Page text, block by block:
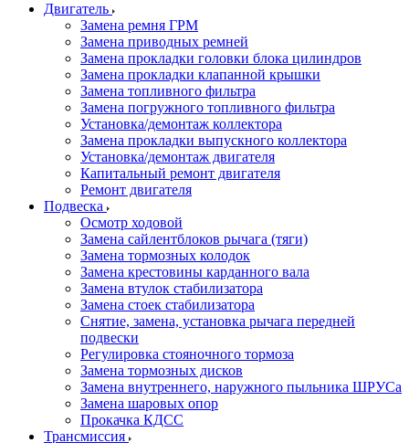
Двигатель
Замена ремня ГРМ
Замена приводных ремней
Замена прокладки головки блока цилиндров
Замена прокладки клапанной крышки
Замена топливного фильтра
Замена погружного топливного фильтра
Установка/демонтаж коллектора
Замена прокладки выпускного коллектора
Установка/демонтаж двигателя
Капитальный ремонт двигателя
Ремонт двигателя
Подвеска
Осмотр ходовой
Замена сайлентблоков рычага (тяги)
Замена тормозных колодок
Замена крестовины карданного вала
Замена втулок стабилизатора
Замена стоек стабилизатора
Снятие, замена, установка рычага передней
подвески
Регулировка стояночного тормоза
Замена тормозных дисков
Замена внутреннего, наружного пыльника ШРУСа
Замена шаровых опор
Прокачка КДСС
Трансмиссия